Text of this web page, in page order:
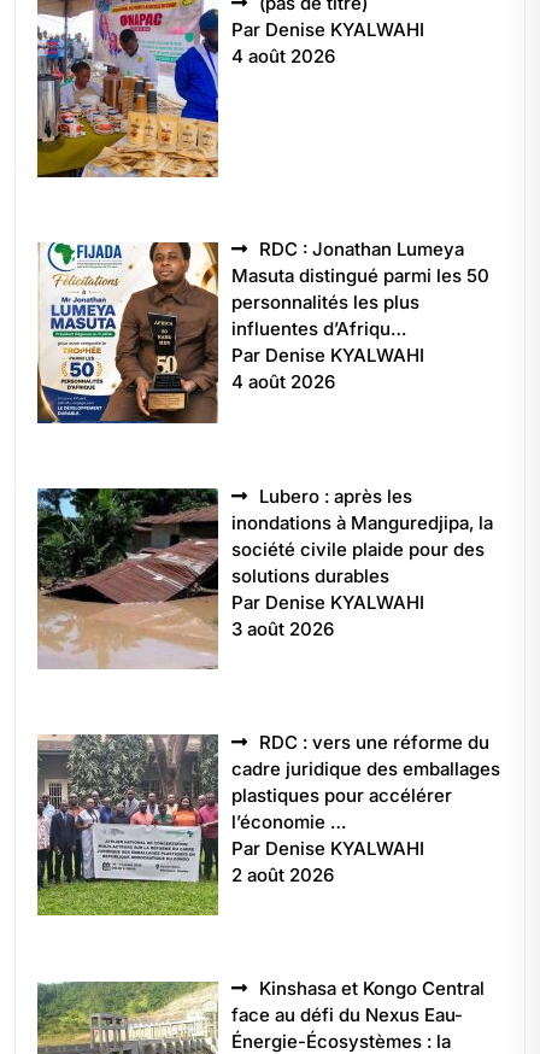
5496
Par Denise KYALWAHI
4 août 2026
RDC : Jonathan Lumeya
Masuta distingué parmi les 50
personnalités les plus
influentes d’Afriqu…
Par Denise KYALWAHI
4 août 2026
Lubero : après les
inondations à Manguredjipa, la
société civile plaide pour des
solutions durables
Par Denise KYALWAHI
3 août 2026
RDC : vers une réforme du
cadre juridique des emballages
plastiques pour accélérer
l’économie …
Par Denise KYALWAHI
2 août 2026
Kinshasa et Kongo Central
face au défi du Nexus Eau-
Énergie-Écosystèmes : la